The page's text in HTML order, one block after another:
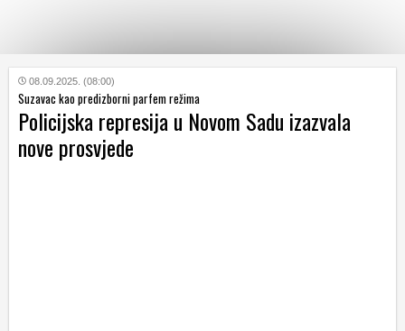
KATEGORIJE
HRVATSKI
WEB
08.09.2025. (08:00)
Suzavac kao predizborni parfem režima
Policijska represija u Novom Sadu izazvala
nove prosvjede